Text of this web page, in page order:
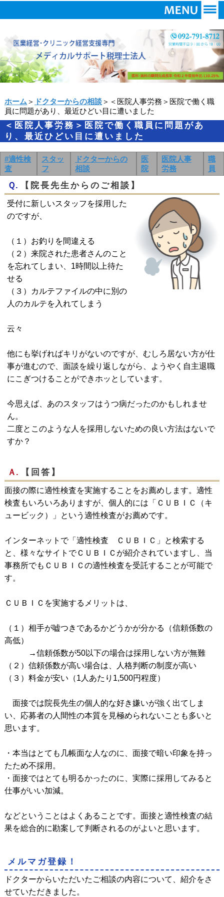
ホーム ＞ ドクターからの相談＞＜医院人事労務＞医院で働く職
員に問題があり、最近ひどい目に遭いました
＜医院人事労務＞医院で働く職員に問題があ
り、最近ひどい目に遭いました
#適性検
査
スタッ
フ
ドクターからの
相談
医
院
医院人事
労務
職
員
Ｑ. 【院長先生からのご相談】
受付に新しいスタッフを採用した
のですが、
（１）お釣りを間違える
（２）来院された患者さんのこと
を忘れてしまい、1時間以上待た
せる
（３）カルテファイルの中に別の
人のカルテを入れてしまう
云々
他にも挙げればキリがないのですが、むしろ居ない方が仕
事が進むので、面談を繰り返しながら、ようやく自主退職
にこぎつけることができホッとしています。
今思えば、あのスタッフはうつ病だったのかもしれませ
ん。
二度とこのような人を採用しないための良い方法はないで
すか？
Ａ. 【回答】
面接の際に適性検査を実施することをお薦めします。適性
検査もいろいろありますが、個人的には「ＣＵＢＩＣ（キ
ュービック）」という適性検査がお薦めです。
インターネットで「適性検査 ＣＵＢＩＣ」と検索する
と、様々なサイトでＣＵＢＩＣが紹介されていますし、当
事務所でもＣＵＢＩＣの適性検査を受託することが可能で
す。
ＣＵＢＩＣを実施するメリットは、
（１）相手が嘘つきであるかどうかが分かる（信頼係数の
高低）
→信頼係数が50以下の場合は採用しない方が無難
（２）信頼係数が高い場合は、人格判断の制度が高い
（３）料金が安い（1人あたり1,500円程度）
面接では院長先生の個人的な好き嫌いが強く出てしま
い、応募者の人間性の本質を見極められないことも多いと
思います。
・本当はとても几帳面な人なのに、面接で暗い印象を持っ
たため不採用。
・面接ではとても明るかったのに、実際に採用してみると
仕事がいい加減。
などということはよくあることです。面接と適性検査の結
果を総合的に勘案して判断されるのがよいと思います。
メルマガ登録！
ドクターからいただいたご相談の内容について、紹介をさ
せていただきました。